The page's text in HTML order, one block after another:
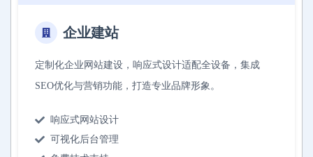
企业建站
定制化企业网站建设，响应式设计适配全设备，集成
SEO优化与营销功能，打造专业品牌形象。
响应式网站设计
可视化后台管理